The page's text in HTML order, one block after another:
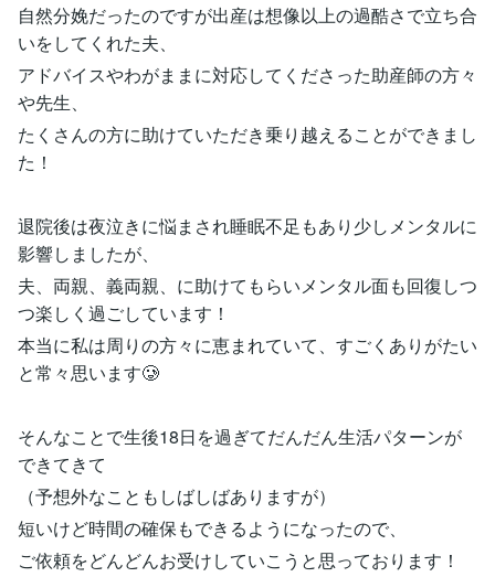
自然分娩だったのですが出産は想像以上の過酷さで立ち合
いをしてくれた夫、
アドバイスやわがままに対応してくださった助産師の方々
や先生、
たくさんの方に助けていただき乗り越えることができまし
た！
退院後は夜泣きに悩まされ睡眠不足もあり少しメンタルに
影響しましたが、
夫、両親、義両親、に助けてもらいメンタル面も回復しつ
つ楽しく過ごしています！
本当に私は周りの方々に恵まれていて、すごくありがたい
と常々思います🥲
そんなことで生後18日を過ぎてだんだん生活パターンが
できてきて
（予想外なこともしばしばありますが）
短いけど時間の確保もできるようになったので、
ご依頼をどんどんお受けしていこうと思っております！